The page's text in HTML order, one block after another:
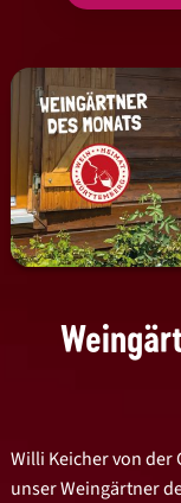
Willi Keicher von
unser Weingärtner